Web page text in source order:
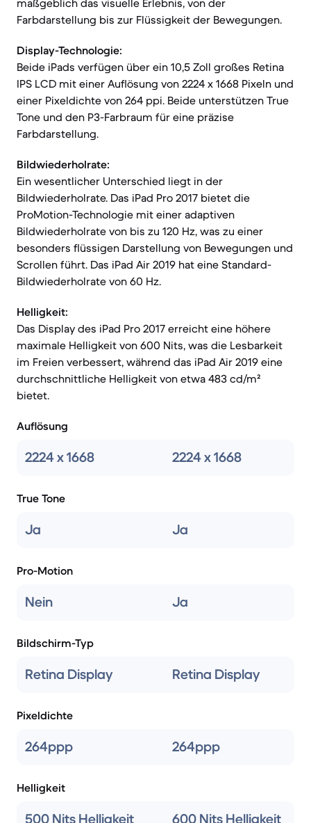
maßgeblich das visuelle Erlebnis, von der
Farbdarstellung bis zur Flüssigkeit der Bewegungen.
Display-Technologie:
Beide iPads verfügen über ein 10,5 Zoll großes Retina
IPS LCD mit einer Auflösung von 2224 x 1668 Pixeln und
einer Pixeldichte von 264 ppi. Beide unterstützen True
Tone und den P3-Farbraum für eine präzise
Farbdarstellung.
Bildwiederholrate:
Ein wesentlicher Unterschied liegt in der
Bildwiederholrate. Das iPad Pro 2017 bietet die
ProMotion-Technologie mit einer adaptiven
Bildwiederholrate von bis zu 120 Hz, was zu einer
besonders flüssigen Darstellung von Bewegungen und
Scrollen führt. Das iPad Air 2019 hat eine Standard-
Bildwiederholrate von 60 Hz.
Helligkeit:
Das Display des iPad Pro 2017 erreicht eine höhere
maximale Helligkeit von 600 Nits, was die Lesbarkeit
im Freien verbessert, während das iPad Air 2019 eine
durchschnittliche Helligkeit von etwa 483 cd/m²
bietet.
Auflösung
2224 x 1668 2224 x 1668
True Tone
Ja Ja
Pro-Motion
Nein Ja
Bildschirm-Typ
Retina Display Retina Display
Pixeldichte
264ppp 264ppp
Helligkeit
500 Nits Helligkeit 600 Nits Helligkeit